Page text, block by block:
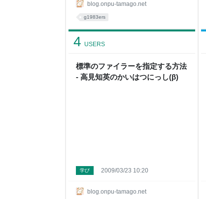
blog.onpu-tamago.net
g1983ers
標準のファイラーを指定する方法
- 高見知英のかいはつにっし(β)
4 USERS
blog.onpu-tamago.net
学び 2009/03/23 10:20